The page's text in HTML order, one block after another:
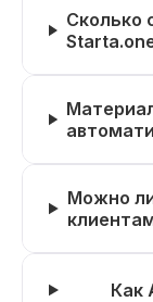
Сколько
Можно
Как